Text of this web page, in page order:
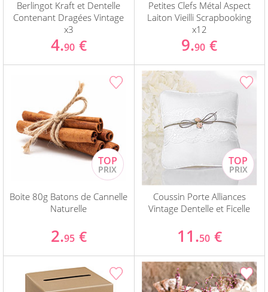
Berlingot Kraft et Dentelle
Contenant Dragées Vintage
x3
4.90 €
Petites Clefs Métal Aspect
Laiton Vieilli Scrapbooking
x12
9.90 €
Boite 80g Batons de Cannelle
Naturelle
2.95 €
Coussin Porte Alliances
Vintage Dentelle et Ficelle
11.50 €